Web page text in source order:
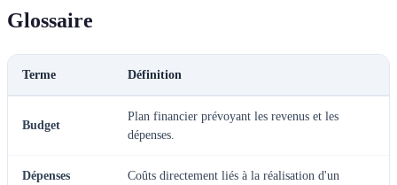
Glossaire
Terme Définition
Budget
Plan financier prévoyant les revenus et les
dépenses.
Dépenses
Coûts directement liés à la réalisation d'un